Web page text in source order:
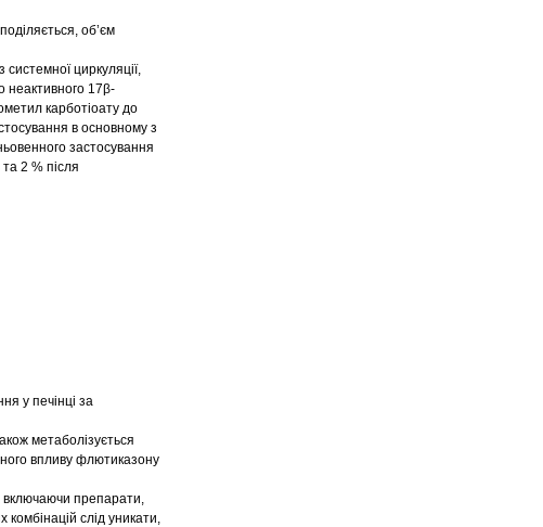
об’єм
циркуляції,
неактивного 17β-
карботіоату до
в основному з
застосування
2 % після
у печінці за
метаболізується
впливу флютиказону
включаючи препарати,
комбінацій слід уникати,